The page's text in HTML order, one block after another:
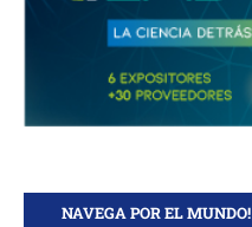
NAVEGA POR EL MUNDO!